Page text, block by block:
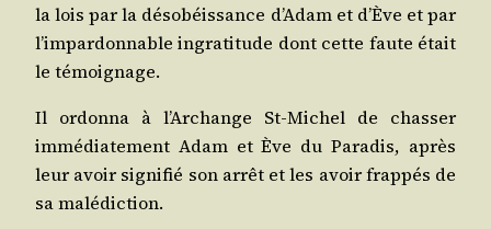
la lois par la déso­béis­sance d’Adam et d’Ève et par
l’impardonnable ingra­ti­tude dont cette faute était
le témoignage.
Il ordon­na à l’Archange St-Michel de chas­ser
immé­dia­te­ment Adam et Ève du Para­dis, après
leur avoir signi­fié son arrêt et les avoir frap­pés de
sa malédiction.